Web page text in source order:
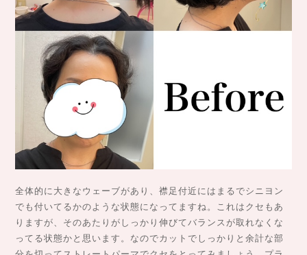
全体的に大きなウェーブがあり、襟足付近にはまるでシニヨン
でも付いてるかのような状態になってますね。これはクセもあ
りますが、そのあたりがしっかり伸びてバランスが取れなくな
ってる状態かと思います。なのでカットでしっかりと余計な部